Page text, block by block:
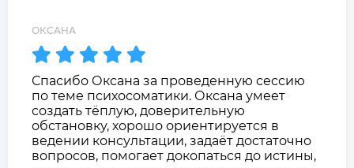
ОКСАНА
Спасибо Оксана за проведенную сессию
по теме психосоматики. Оксана умеет
создать тёплую, доверительную
обстановку, хорошо ориентируется в
ведении консультации, задаёт достаточно
вопросов, помогает докопаться до истины,